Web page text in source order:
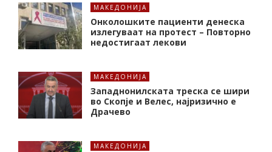
МАКЕДОНИЈА
Онколошките пациенти денеска
излегуваат на протест – Повторно
недостигаат лекови
МАКЕДОНИЈА
Западнонилската треска се шири
во Скопје и Велес, најризично е
Драчево
МАКЕДОНИЈА